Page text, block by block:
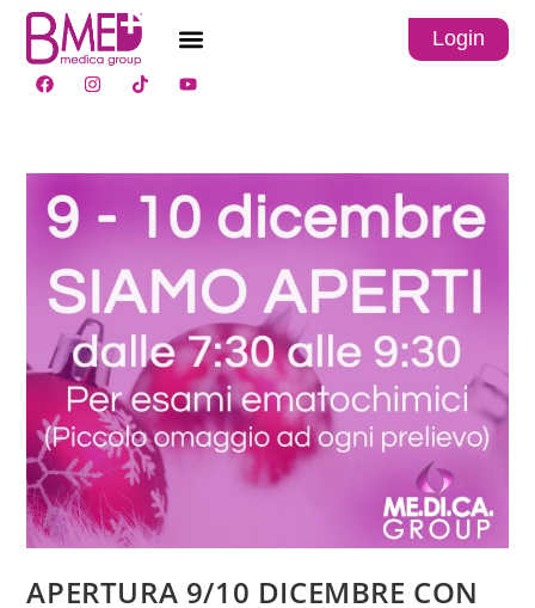
Login
APERTURA 9/10 DICEMBRE CON